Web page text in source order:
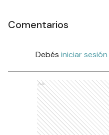
Comentarios
Debés iniciar sesión
Ads